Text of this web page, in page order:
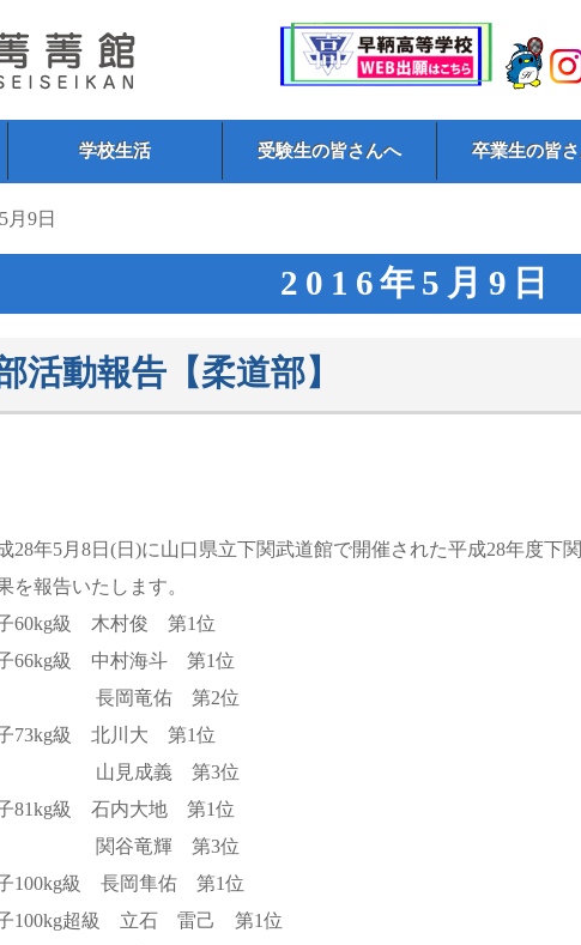
学校生活 受験生の皆さんへ 卒業生の皆
月9日
2016年5月9日
活動報告【柔道部】
28年5月8日(日)に山口県立下関武道館で開催された平成28年度下
を報告いたします。
60kg級 木村俊 第1位
66kg級 中村海斗 第1位
岡竜佑 第2位
73kg級 北川大 第1位
見成義 第3位
81kg級 石内大地 第1位
谷竜輝 第3位
100kg級 長岡隼佑 第1位
100kg超級 立石 雷己 第1位